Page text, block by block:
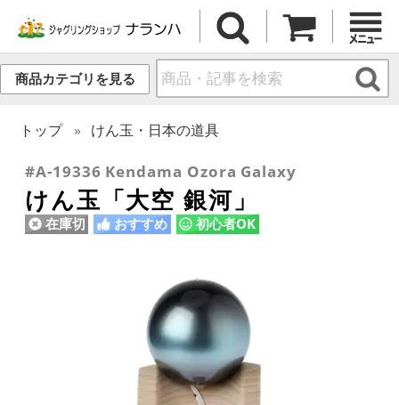
商品カテゴリを見る
トップ けん玉・日本の道具
#A-19336 Kendama Ozora Galaxy
けん玉「大空 銀河」
在庫切 おすすめ 初心者OK